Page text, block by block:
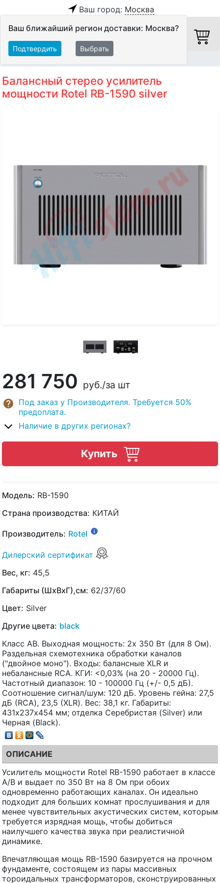
Ваш город: Москва
Ваш ближайший регион доставки: Москва?
Подтвердить Выбрать
Балансный стерео усилитель
мощности Rotel RB-1590 silver
281 750 руб./за шт
Под заказ у Производителя. Требуется 50%
предоплата.
Наличие в других регионах?
Купить
Модель: RB-1590
Страна производства: КИТАЙ
Производитель: Rotel
Дилерский сертификат
Вес, кг: 45,5
Габариты (ШхВхГ),см: 62/37/60
Цвет: Silver
Другие цвета: black
Класс AB. Выходная мощность: 2х 350 Вт (для 8 Ом).
Раздельная схемотехника обработки каналов
("двойное моно"). Входы: балансные XLR и
небалансные RCA. КГИ: <0,03% (на 20 - 20000 Гц).
Частотный диапазон: 10 - 100000 Гц (+/- 0,5 дБ).
Соотношение сигнал/шум: 120 дБ. Уровень гейна: 27,5
дБ (RCA), 23,5 (XLR). Вес: 38,1 кг. Габариты:
431х237х454 мм; отделка Серебристая (Silver) или
Черная (Black).
ОПИСАНИЕ
Усилитель мощности Rotel RB-1590 работает в классе
A/B и выдает по 350 Вт на 8 Ом при обоих
одновременно работающих каналах. Он идеально
подходит для больших комнат прослушивания и для
менее чувствительных акустических систем, которым
требуется изрядная мощь, чтобы добиться
наилучшего качества звука при реалистичной
динамике.
Впечатляющая мощь RB-1590 базируется на прочном
фундаменте, состоящем из пары массивных
тороидальных трансформаторов, сконструированных